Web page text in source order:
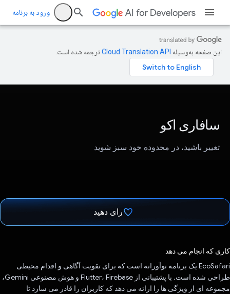
ورود به برنامه
این صفحه به‌وسیله ترجمه شده است.
سافاری اکو
تغییر باشید، در محدوده خود سبز شوید
رای دهید
کاری که انجام می دهد
EcoSafari یک برنامه نوآورانه است که برای تقویت آگاهی و اقدام محیطی
طراحی شده است. با پشتیبانی از Flutter، Firebase و هوش مصنوعی Gemini،
مجموعه ای از ویژگی ها را ارائه می دهد که کاربران را قادر می سازد تا